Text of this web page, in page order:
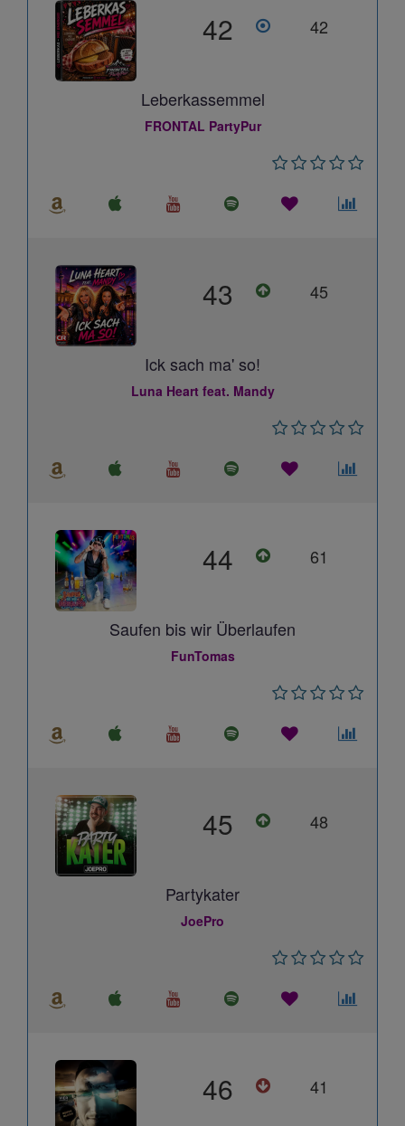
42 42
Leberkassemmel
FRONTAL PartyPur
43 45
Ick sach ma' so!
Luna Heart feat. Mandy
44 61
Saufen bis wir Überlaufen
FunTomas
45 48
Partykater
JoePro
46 41